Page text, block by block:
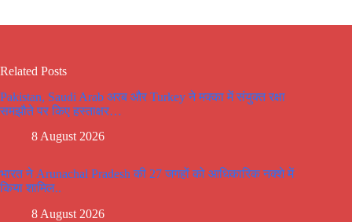
Related Posts
Pakistan, Saudi Arab अरब और Turkey ने मक्का में संयुक्त रक्षा
समझौते पर किए हस्ताक्षर…
8 August 2026
भारत ने Arunachal Pradesh की 27 जगहों को आधिकारिक नक्शे में
किया शामिल..
8 August 2026